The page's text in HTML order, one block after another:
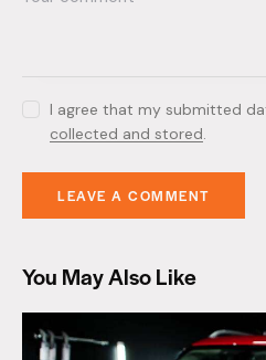
I agree that my submitted
collected and stored.
You May Also Like